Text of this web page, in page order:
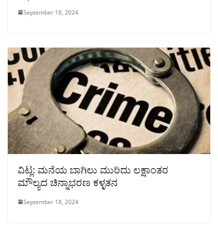
September 18, 2024
ವಿಟ್ಲ: ಮನೆಯ ಬಾಗಿಲು ಮುರಿದು ಲಕ್ಷಾಂತರ
ಮೌಲ್ಯದ ಚಿನ್ನಾಭರಣ ಕಳ್ಳತನ
September 18, 2024